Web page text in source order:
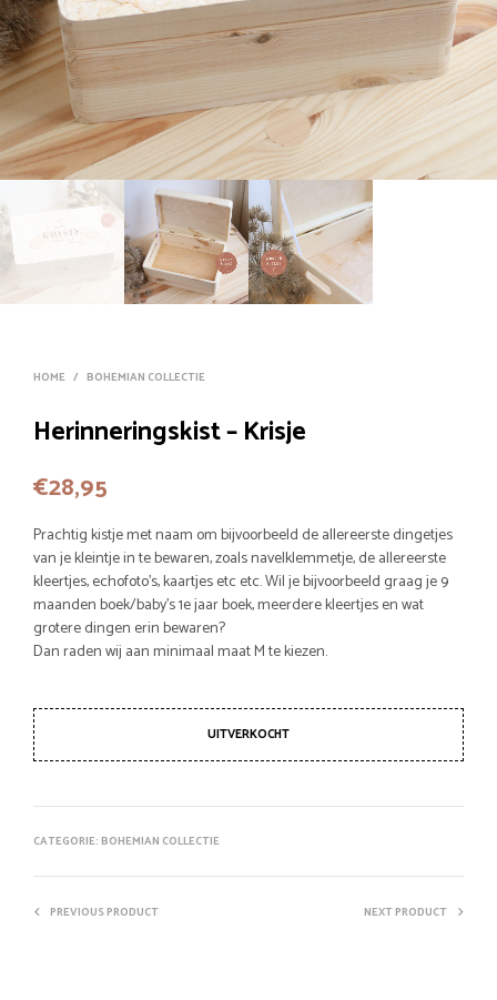
HOME / BOHEMIAN COLLECTIE
Herinneringskist – Krisje
€28,95
Prachtig kistje met naam om bijvoorbeeld de allereerste dingetjes
van je kleintje in te bewaren, zoals navelklemmetje, de allereerste
kleertjes, echofoto’s, kaartjes etc etc. Wil je bijvoorbeeld graag je 9
maanden boek/baby’s 1e jaar boek, meerdere kleertjes en wat
grotere dingen erin bewaren?
Dan raden wij aan minimaal maat M te kiezen.
UITVERKOCHT
CATEGORIE:BOHEMIAN COLLECTIE
PREVIOUS PRODUCT NEXT PRODUCT